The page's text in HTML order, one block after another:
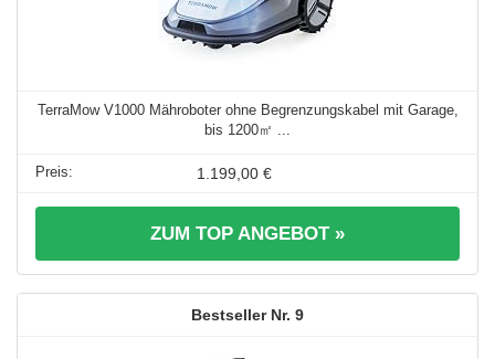
TerraMow V1000 Mähroboter ohne Begrenzungskabel mit Garage,
bis 1200㎡ ...
1.199,00 €
ZUM TOP ANGEBOT »
9